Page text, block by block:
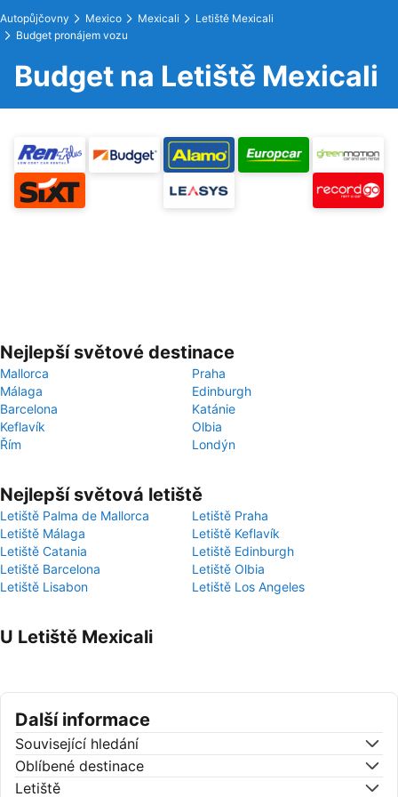
Autopůjčovny Mexico Mexicali
Letiště Mexicali
Budget pronájem vozu
Budget na Letiště Mexicali
Nejlepší světové destinace
Mallorca
Praha
Málaga
Edinburgh
Barcelona
Katánie
Keflavík
Olbia
Řím
Londýn
Nejlepší světová letiště
Letiště Palma de Mallorca
Letiště Praha
Letiště Málaga
Letiště Keflavík
Letiště Catania
Letiště Edinburgh
Letiště Barcelona
Letiště Olbia
Letiště Lisabon
Letiště Los Angeles
U Letiště Mexicali
Další informace
Související hledání
Oblíbené destinace
Letiště